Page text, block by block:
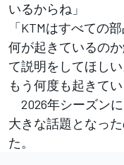
いるからね」
「KTMはすべての
何が起きているの
て説明をしてほし
もう何度も起きてい
2026年シーズン
大きな話題となっ
た。